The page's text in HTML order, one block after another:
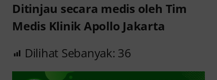
Ditinjau secara medis oleh Tim
Medis Klinik Apollo Jakarta
Dilihat Sebanyak: 36